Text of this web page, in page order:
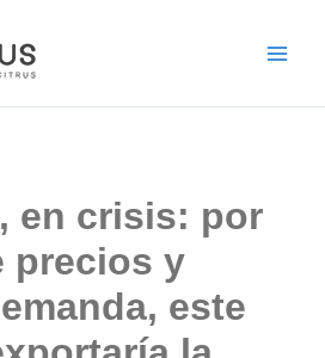
en crisis: por
precios y
este